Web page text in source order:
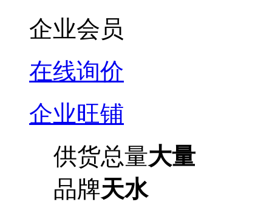
企业会员
在线询价
企业旺铺
供货总量大量
品牌天水